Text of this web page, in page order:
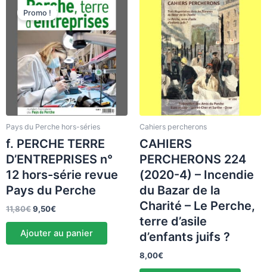
Promo !
Pays du Perche hors-séries
f. PERCHE TERRE
D’ENTREPRISES n°
12 hors-série revue
Pays du Perche
11,80€
prix
initial
était :
9,50€
prix
actuel
est :
9,50€.
Ajouter au panier
Cahiers percherons
CAHIERS
PERCHERONS 224
(2020-4) – Incendie
du Bazar de la
Charité – Le Perche,
terre d’asile
d’enfants juifs ?
8,00€